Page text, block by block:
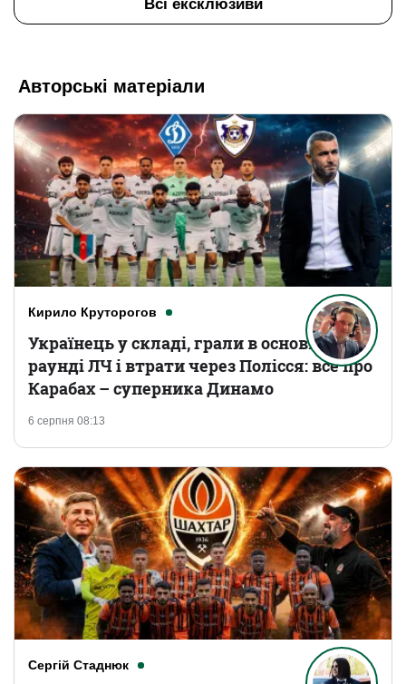
Всі ексклюзиви
Авторські матеріали
Кирило Круторогов
6 серпня 08:13
Українець у складі, грали в основному
раунді ЛЧ і втрати через Полісся: все про
Карабах – суперника Динамо
Сергій Стаднюк